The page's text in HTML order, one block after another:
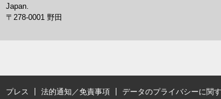
Japan.
〒278-0001 野田
プレス 法的通知／免責事項 データのプライバシーに関